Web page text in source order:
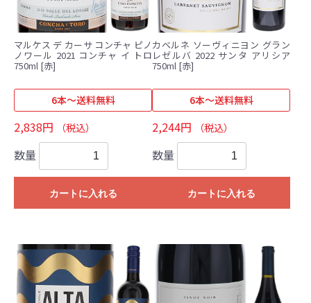
マルケス デ カーサ コンチャ ピノ
ノワール 2021 コンチャ イ トロ
750ml [赤]
6本～送料無料
2,838円 （税込）
数量
カートに入れる
カベルネ ソーヴィニヨン グラン
レゼルバ 2022 サンタ アリシア
750ml [赤]
6本～送料無料
2,244円 （税込）
数量
カートに入れる